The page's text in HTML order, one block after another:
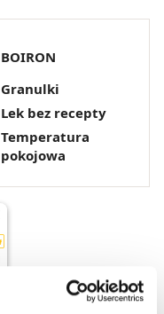
BOIRON
Granulki
Lek bez recepty
Temperatura
pokojowa